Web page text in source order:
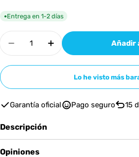
●Entrega en 1-2 días
Cantidad
Disminuir cantidad para
Aumentar cantidad
Añadir
Lo he visto más
Garantía oficial Pago seguro 15
Descripción
Opiniones